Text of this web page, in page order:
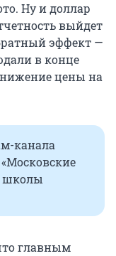
Ну и доллар
выйдет
эффект —
в конце
цены на
канала
школы
главным